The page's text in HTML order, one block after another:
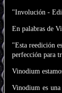
"Involución -
En palabras de
"Esta reedición
perfección para
Vinodium
Vinodium es